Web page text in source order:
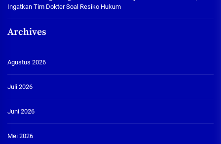
Ingatkan Tim Dokter Soal Resiko Hukum
Archives
Agustus 2026
Juli 2026
Juni 2026
Mei 2026